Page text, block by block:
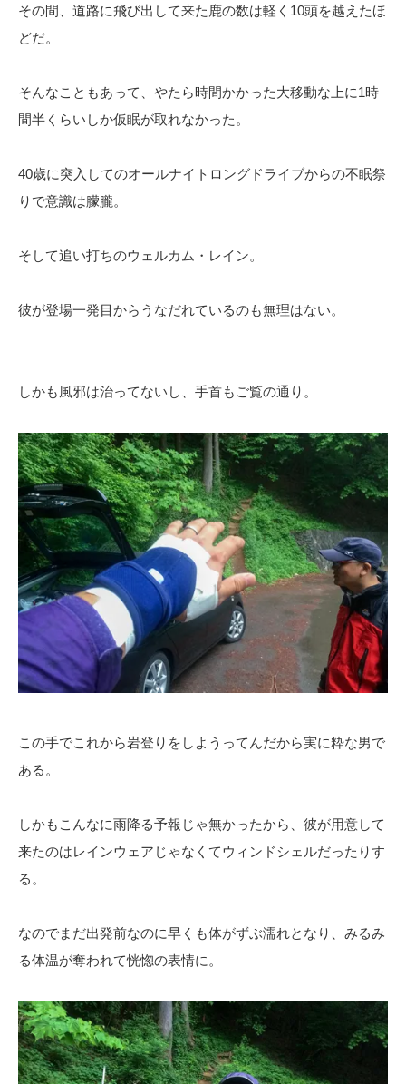
その間、道路に飛び出して来た鹿の数は軽く10頭を越えたほ
どだ。
そんなこともあって、やたら時間かかった大移動な上に1時
間半くらいしか仮眠が取れなかった。
40歳に突入してのオールナイトロングドライブからの不眠祭
りで意識は朦朧。
そして追い打ちのウェルカム・レイン。
彼が登場一発目からうなだれているのも無理はない。
しかも風邪は治ってないし、手首もご覧の通り。
この手でこれから岩登りをしようってんだから実に粋な男で
ある。
しかもこんなに雨降る予報じゃ無かったから、彼が用意して
来たのはレインウェアじゃなくてウィンドシェルだったりす
る。
なのでまだ出発前なのに早くも体がずぶ濡れとなり、みるみ
る体温が奪われて恍惚の表情に。